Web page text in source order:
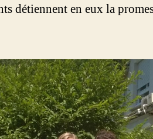
détiennent en eux la